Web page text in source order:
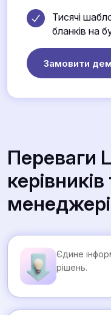
Тисячі
бланків на
Замовити
Переваги
Єдине
рішень.